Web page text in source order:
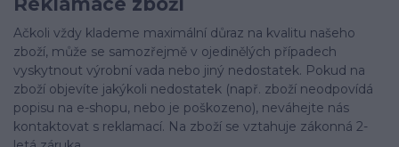
Ačkoli vždy klademe maximální důraz na kvalitu našeho
zboží, může se samozřejmě v ojedinělých případech
vyskytnout výrobní vada nebo jiný nedostatek. Pokud na
zboží objevíte jakýkoli nedostatek (např. zboží neodpovídá
popisu na e-shopu, nebo je poškozeno), neváhejte nás
kontaktovat s reklamací. Na zboží se vztahuje zákonná 2-